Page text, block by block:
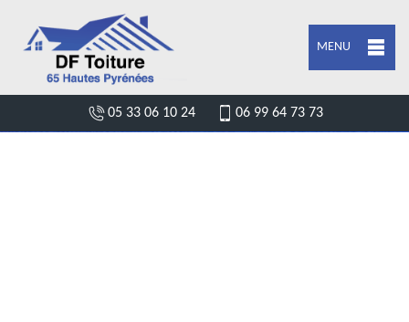
MENU
05 33 06 10 24 06 99 64 73 73